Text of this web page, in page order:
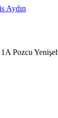
Pozcu